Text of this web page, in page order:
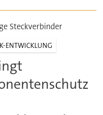
Steckverbinder
ENTWICKLUNG